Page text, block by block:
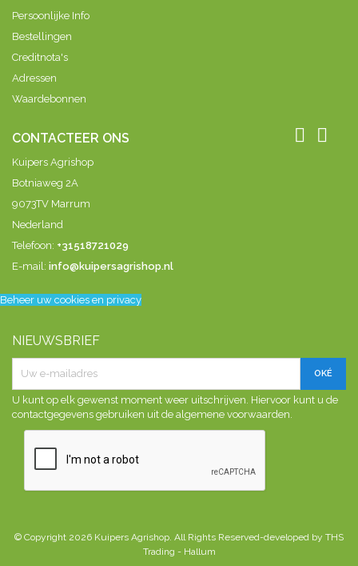
Persoonlijke Info
Bestellingen
Creditnota's
Adressen
Waardebonnen
CONTACTEER ONS  
Kuipers Agrishop
Botniaweg 2A
9073TV Marrum
Nederland
Telefoon: +31518721029
E-mail: info@kuipersagrishop.nl
Beheer uw cookies en privacy
NIEUWSBRIEF
U kunt op elk gewenst moment weer uitschrijven. Hiervoor kunt u de
contactgegevens gebruiken uit de algemene voorwaarden.
© Copyright 2026 Kuipers Agrishop. All Rights Reserved-developed by THS
Trading - Hallum